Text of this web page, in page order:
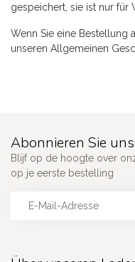
gespeichert, sie ist nur für
Wenn Sie eine Bestellung
unseren Allgemeinen
Abonnieren Sie
Blijf op de hoogte over
op je eerste bestelling